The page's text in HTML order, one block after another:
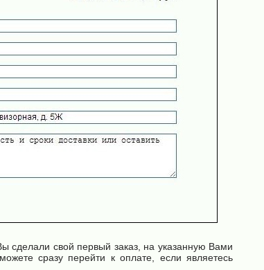
сделали свой первый заказ, на указанную Вами
сразу перейти к оплате, если являетесь